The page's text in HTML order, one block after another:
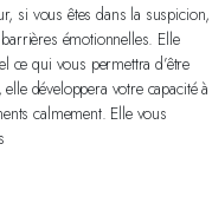
si vous êtes dans la suspicion,
émotionnelles. Elle
ce qui vous permettra d’être
développera votre capacité à
calmement. Elle vous